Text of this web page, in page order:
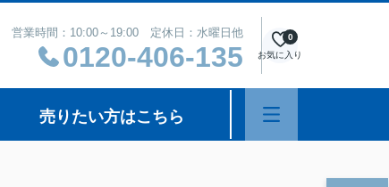
営業時間：10:00～19:00 定休日：水曜日他
0120-406-135 お気に入り
0
売りたい方はこちら